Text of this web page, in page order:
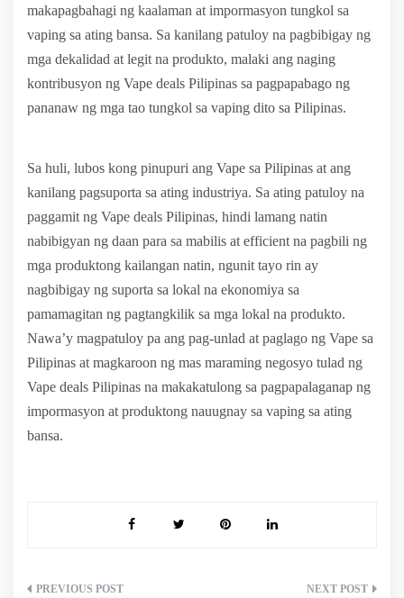
makapagbahagi ng kaalaman at impormasyon tungkol sa
vaping sa ating bansa. Sa kanilang patuloy na pagbibigay ng
mga dekalidad at legit na produkto, malaki ang naging
kontribusyon ng Vape deals Pilipinas sa pagpapabago ng
pananaw ng mga tao tungkol sa vaping dito sa Pilipinas.
Sa huli, lubos kong pinupuri ang Vape sa Pilipinas at ang
kanilang pagsuporta sa ating industriya. Sa ating patuloy na
paggamit ng Vape deals Pilipinas, hindi lamang natin
nabibigyan ng daan para sa mabilis at efficient na pagbili ng
mga produktong kailangan natin, ngunit tayo rin ay
nagbibigay ng suporta sa lokal na ekonomiya sa
pamamagitan ng pagtangkilik sa mga lokal na produkto.
Nawa’y magpatuloy pa ang pag-unlad at paglago ng Vape sa
Pilipinas at magkaroon ng mas maraming negosyo tulad ng
Vape deals Pilipinas na makakatulong sa pagpapalaganap ng
impormasyon at produktong nauugnay sa vaping sa ating
bansa.